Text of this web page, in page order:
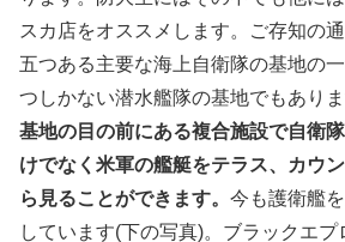
スカ店をオススメします。ご存知の
五つある主要な海上自衛隊の基地の
つしかない潜水艦隊の基地でもありま
基地の目の前にある複合施設で自衛
けでなく米軍の艦艇をテラス、カウ
ら見ることができます。 今も護衛艦
しています(下の写真)。ブラックエ